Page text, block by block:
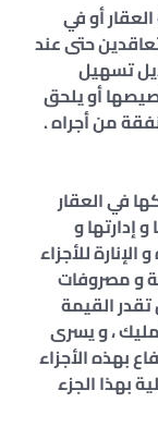
أو في
حتى عند
تسهيل
أو يلحق
من أجراه .
في العقار
إدارتها و
للأجزاء
و مصروفات
تقدر القيمة
، و يسرى
بهذه الأجزاء
بهذا الجزء